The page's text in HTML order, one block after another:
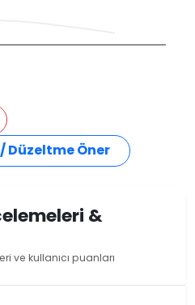
Düzeltme Öner
&
ve kullanıcı puanları